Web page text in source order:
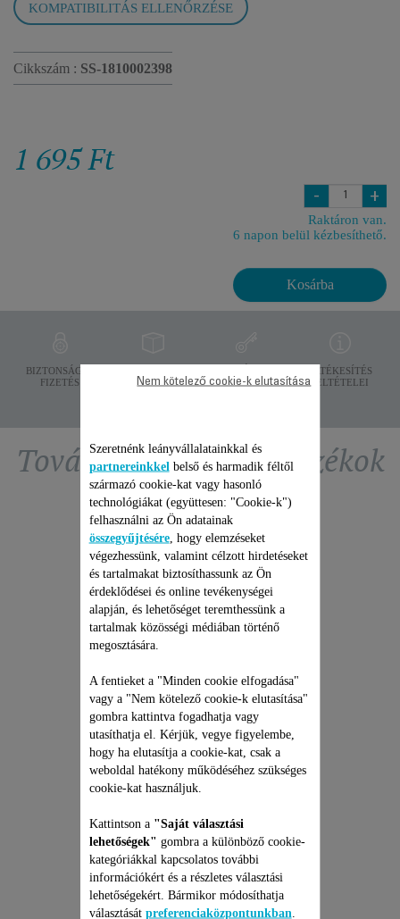
KOMPATIBILITÁS ELLENŐRZÉSE
Cikkszám : SS-1810002398
1 695 Ft
- +
Raktáron van.
6 napon belül kézbesíthető.
Kosárba
BIZTONSÁGOS
FIZETÉS
FELTÉTELEK
ÉRTÉKESÍTÉS
FELTÉTELEI
További ajánlott tartozékok
ROWENTA HAJSZÁRÍTÓ
JAVÍTÁSI CSOMAG
Árajánlat, meglepetések nélkül
és 6 hónapos kiterjesztett
garancia!
13 390 Ft
Kosárba
Szeretnénk leányvállalatainkkal és
partnereinkkel belső és harmadik féltől
származó cookie-kat vagy hasonló
technológiákat (együttesen: "Cookie-k")
felhasználni az Ön adatainak
összegyűjtésére, hogy elemzéseket
végezhessünk, valamint célzott hirdetéseket
és tartalmakat biztosíthassunk az Ön
érdeklődései és online tevékenységei
alapján, és lehetőséget teremthessünk a
tartalmak közösségi médiában történő
megosztására.
A fentieket a "Minden cookie elfogadása"
vagy a "Nem kötelező cookie-k elutasítása"
gombra kattintva fogadhatja vagy
utasíthatja el. Kérjük, vegye figyelembe,
hogy ha elutasítja a cookie-kat, csak a
weboldal hatékony működéséhez szükséges
cookie-kat használjuk.
Kattintson a "Saját választási
lehetőségek" gombra a különböző cookie-
kategóriákkal kapcsolatos további
információkért és a részletes választási
lehetőségekért. Bármikor módosíthatja
választását preferenciaközpontunkban
Nem kötelező cookie-k elutasítása